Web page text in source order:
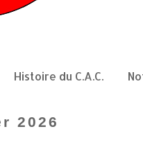
Histoire du C.A.C.
2026